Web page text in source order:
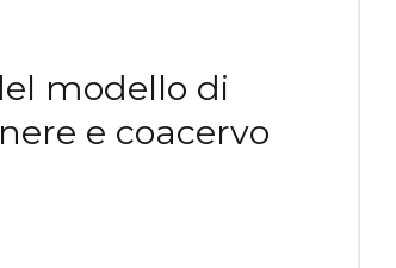
modello di
e coacervo